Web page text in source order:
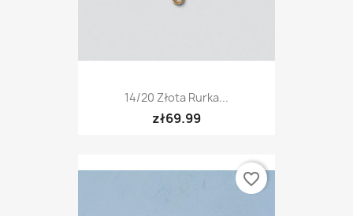
14/20 Złota Rurka...
zł69.99
favorite_border